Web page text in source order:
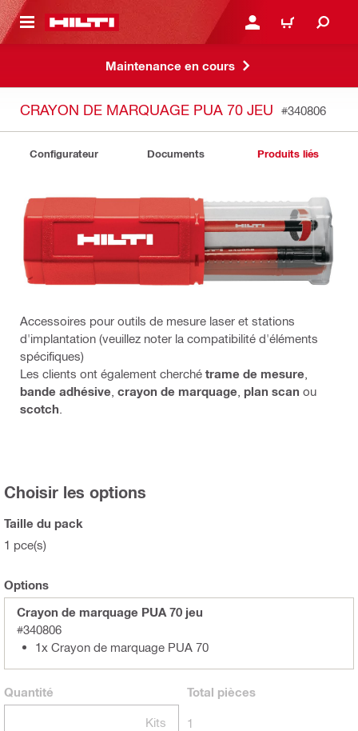
CONTENT CONNEXION OU
PANIER
Maintenance en cours
CRAYON DE MARQUAGE PUA 70 JEU #340806
Configurateur Documents Produits liés
Accessoires pour outils de mesure laser et stations
d'implantation (veuillez noter la compatibilité d'éléments
spécifiques)
Les clients ont également cherché trame de mesure
bande adhésive crayon de marquage plan scan ou
scotch
Choisir les options
Taille du pack
1 pce(s)
Options
Crayon de marquage PUA 70 jeu
#340806
1x Crayon de marquage PUA 70
Quantité
Kits
Total pièces
1